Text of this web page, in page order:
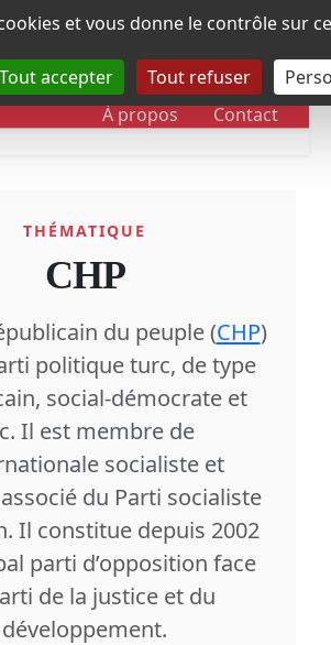
cookieset vous donne le contrôle sur
Tout accepter
Tout refuser
DOSSIERS CHRONOLOGIE
À propos Contact
THÉMATIQUE
CHP
du peuple (CHP)
politique turc, de type
social-démocrate et
Il est membre de
socialiste et
du Parti socialiste
Il constitue depuis 2002
parti d’opposition face
de la justice et du
développement.